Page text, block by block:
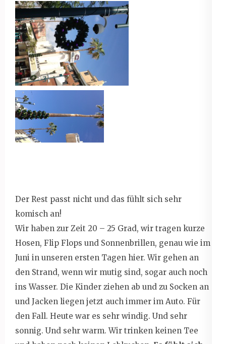
Der Rest passt nicht und das fühlt sich sehr
komisch an!
Wir haben zur Zeit 20 – 25 Grad, wir tragen kurze
Hosen, Flip Flops und Sonnenbrillen, genau wie im
Juni in unseren ersten Tagen hier. Wir gehen an
den Strand, wenn wir mutig sind, sogar auch noch
ins Wasser. Die Kinder ziehen ab und zu Socken an
und Jacken liegen jetzt auch immer im Auto. Für
den Fall. Heute war es sehr windig. Und sehr
sonnig. Und sehr warm. Wir trinken keinen Tee